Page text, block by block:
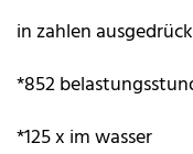
in zahlen
*852
*125 x im wasser